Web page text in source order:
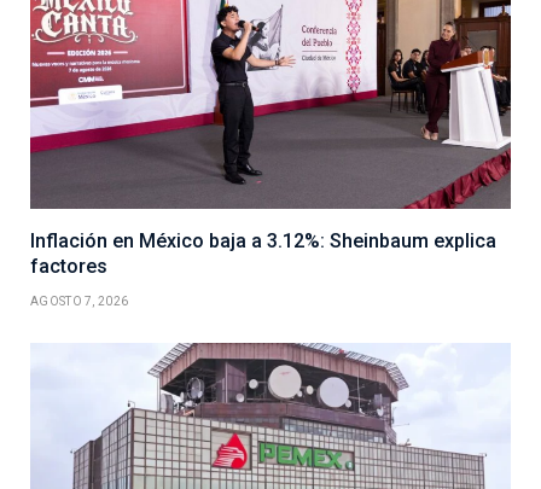
Inflación en México baja a 3.12%: Sheinbaum explica
factores
AGOSTO 7, 2026